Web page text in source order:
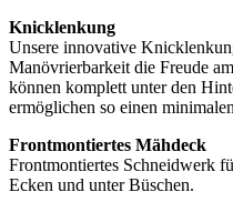
Knicklenkung
Unsere innovative
Manövrierbarkeit die Freude
können komplett unter den
ermöglichen so einen
Frontmontiertes Mähdeck
Frontmontiertes Schneidwerk
Ecken und unter Büschen.